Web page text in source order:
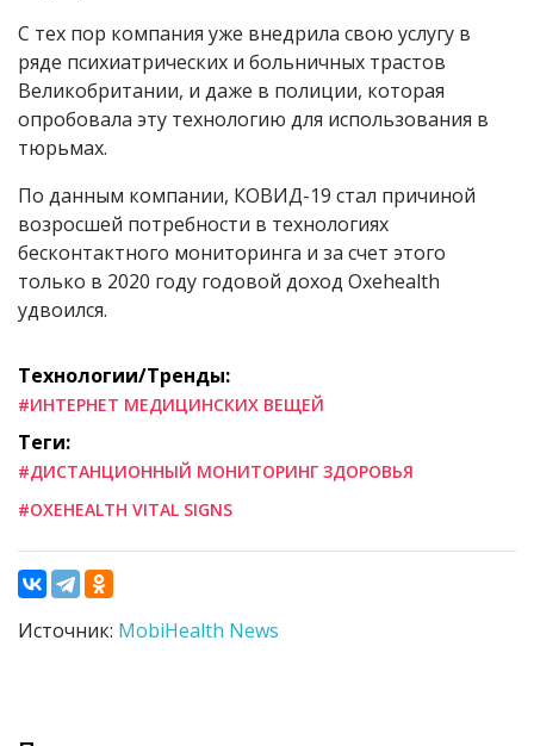
С тех пор компания уже внедрила свою услугу в
ряде психиатрических и больничных трастов
Великобритании, и даже в полиции, которая
опробовала эту технологию для использования в
тюрьмах.
По данным компании, КОВИД-19 стал причиной
возросшей потребности в технологиях
бесконтактного мониторинга и за счет этого
только в 2020 году годовой доход Oxehealth
удвоился.
Технологии/Тренды:
#ИНТЕРНЕТ МЕДИЦИНСКИХ ВЕЩЕЙ
Теги:
#ДИСТАНЦИОННЫЙ МОНИТОРИНГ ЗДОРОВЬЯ
#OXEHEALTH VITAL SIGNS
Источник: MobiHealth News